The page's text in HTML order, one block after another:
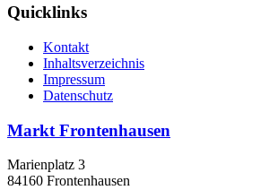
Quicklinks
Kontakt
Inhaltsverzeichnis
Impressum
Datenschutz
Markt Frontenhausen
Marienplatz 3
84160 Frontenhausen